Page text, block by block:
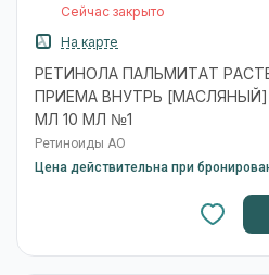
Сейчас закрыто
На карте
РЕТИНОЛА ПАЛЬМИТАТ
ПРИЕМА ВНУТРЬ [МАСЛЯНЫЙ]
МЛ 10 МЛ №1
Ретиноиды АО
Цена действительна при